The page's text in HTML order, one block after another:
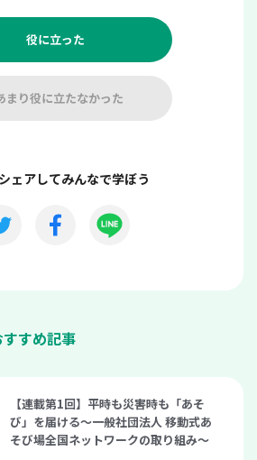
役に立った
まり役に立たなかった
ェアしてみんなで学ぼう
すめ記事
【連載第1回】平時も災害時も「あそ
び」を届ける〜一般社団法人 移動式あ
そび場全国ネットワークの取り組み〜